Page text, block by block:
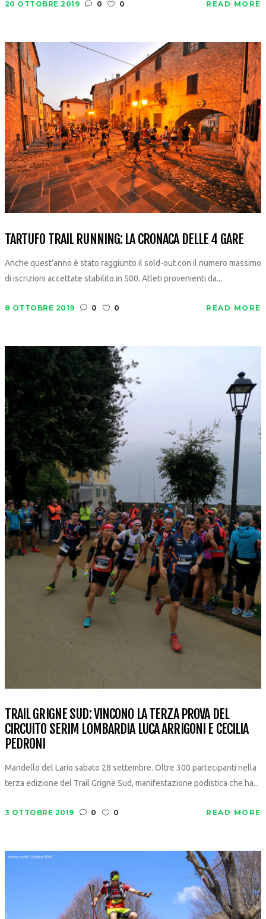
20 OTTOBRE 2019 0 0 READ MORE
TARTUFO TRAIL RUNNING: LA CRONACA DELLE 4 GARE
Anche quest’anno è stato raggiunto il sold-out con il numero massimo
di iscrizioni accettate stabilito in 500. Atleti provenienti da...
8 OTTOBRE 2019 0 0 READ MORE
TRAIL GRIGNE SUD: VINCONO LA TERZA PROVA DEL
CIRCUITO SERIM LOMBARDIA LUCA ARRIGONI E CECILIA
PEDRONI
Mandello del Lario sabato 28 settembre. Oltre 300 partecipanti nella
terza edizione del Trail Grigne Sud, manifestazione podistica che ha...
3 OTTOBRE 2019 0 0 READ MORE